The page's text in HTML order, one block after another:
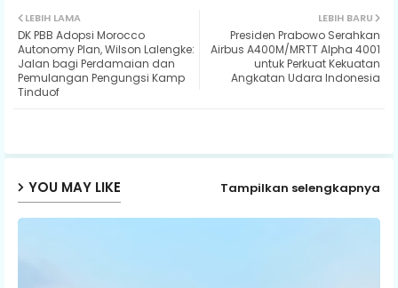
ats
ap
LEBIH BARU
Presiden Prabowo Serahkan
Airbus A400M/MRTT Alpha 4001
untuk Perkuat Kekuatan
Angkatan Udara Indonesia
LEBIH LAMA
DK PBB Adopsi Morocco
Autonomy Plan, Wilson Lalengke:
Jalan bagi Perdamaian dan
Pemulangan Pengungsi Kamp
Tinduof
YOU MAY LIKE Tampilkan selengkapnya